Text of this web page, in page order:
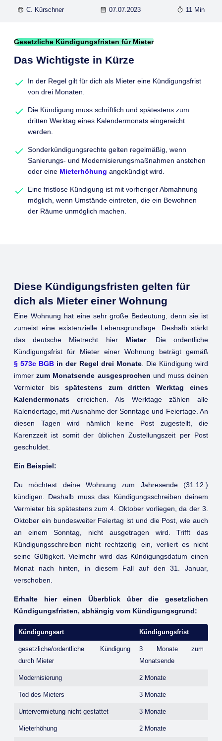
C. Kürschner 07.07.2023 11 Min
Gesetzliche Kündigungsfristen für Mieter
Das Wichtigste in Kürze
In der Regel gilt für dich als Mieter eine Kündigungsfrist
von drei Monaten.
Die Kündigung muss schriftlich und spätestens zum
dritten Werktag eines Kalendermonats eingereicht
werden.
Sonderkündigungsrechte gelten regelmäßig, wenn
Sanierungs- und Modernisierungsmaßnahmen anstehen
oder eine Mieterhöhung angekündigt wird.
Eine fristlose Kündigung ist mit vorheriger Abmahnung
möglich, wenn Umstände eintreten, die ein Bewohnen
der Räume unmöglich machen.
Diese Kündigungsfristen gelten für
dich als Mieter einer Wohnung
Eine Wohnung hat eine sehr große Bedeutung, denn sie ist
zumeist eine existenzielle Lebensgrundlage. Deshalb stärkt
das deutsche Mietrecht hier Mieter. Die ordentliche
Kündigungsfrist für Mieter einer Wohnung beträgt gemäß
§ 573c BGB in der Regel drei Monate. Die Kündigung wird
immerzum Monatsende ausgesprochen und muss deinen
Vermieter bis spätestens zum dritten Werktag eines
Kalendermonats erreichen. Als Werktage zählen alle
Kalendertage, mit Ausnahme der Sonntage und Feiertage. An
diesen Tagen wird nämlich keine Post zugestellt, die
Karenzzeit ist somit der üblichen Zustellungszeit per Post
geschuldet.
Ein Beispiel:
Du möchtest deine Wohnung zum Jahresende (31.12.)
kündigen. Deshalb muss das Kündigungsschreiben deinem
Vermieter bis spätestens zum 4. Oktober vorliegen, da der 3.
Oktober ein bundesweiter Feiertag ist und die Post, wie auch
an einem Sonntag, nicht ausgetragen wird. Trifft das
Kündigungsschreiben nicht rechtzeitig ein, verliert es nicht
seine Gültigkeit. Vielmehr wird das Kündigungsdatum einen
Monat nach hinten, in diesem Fall auf den 31. Januar,
verschoben.
Erhalte hier einen Überblick über die gesetzlichen
Kündigungsfristen, abhängig vom Kündigungsgrund:
Kündigungsart Kündigungsfrist
gesetzliche/ordentliche Kündigung
durch Mieter
3 Monate zum
Monatsende
Modernisierung 2 Monate
Tod des Mieters 3 Monate
Untervermietung nicht gestattet 3 Monate
Mieterhöhung 2 Monate